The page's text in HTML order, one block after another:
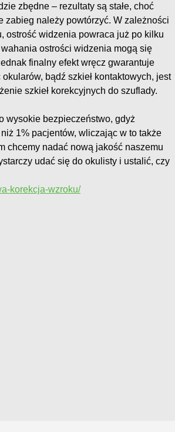
zbędne – rezultaty są stałe, choć
zabieg należy powtórzyć. W zależności
ostrość widzenia powraca już po kilku
ostrości widzenia mogą się
finalny efekt wręcz gwarantuje
bądź szkieł kontaktowych, jest
szkieł korekcyjnych do szuflady.
wysokie bezpieczeństwo, gdyż
1% pacjentów, wliczając w to także
chcemy nadać nową jakość naszemu
udać się do okulisty i ustalić, czy
korekcja-wzroku/